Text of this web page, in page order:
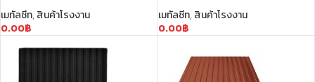
เมทัลชีท,สินค้าโรงงาน
0.00฿
เมทัลชีท, สินค้าโรงงาน
0.00฿